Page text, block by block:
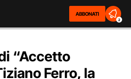
ABBONATI
2
“Accetto
Ferro, la